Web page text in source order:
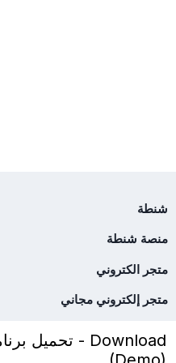
شنطة
منصة شنطة
متجر الكتروني
متجر إلكتروني مجاني